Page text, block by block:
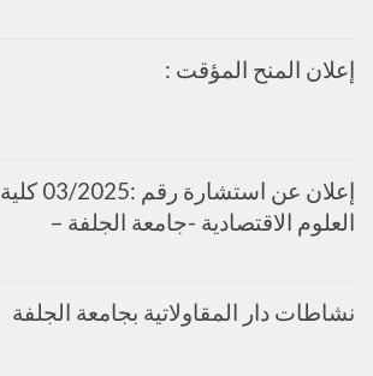
إعلان المنح المؤقت :
إعلان عن استشارة رقم :03/2025 كلية
العلوم الاقتصادية -جامعة الجلفة –
نشاطات دار المقاولاتية بجامعة الجلفة